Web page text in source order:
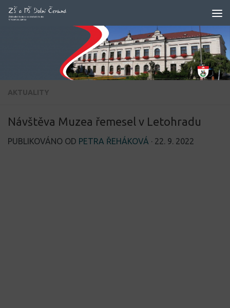
Skip to content
AKTUALITY
Návštěva Muzea řemesel v Letohradu
PUBLIKOVÁNO OD PETRA ŘEHÁKOVÁ · 22. 9. 2022